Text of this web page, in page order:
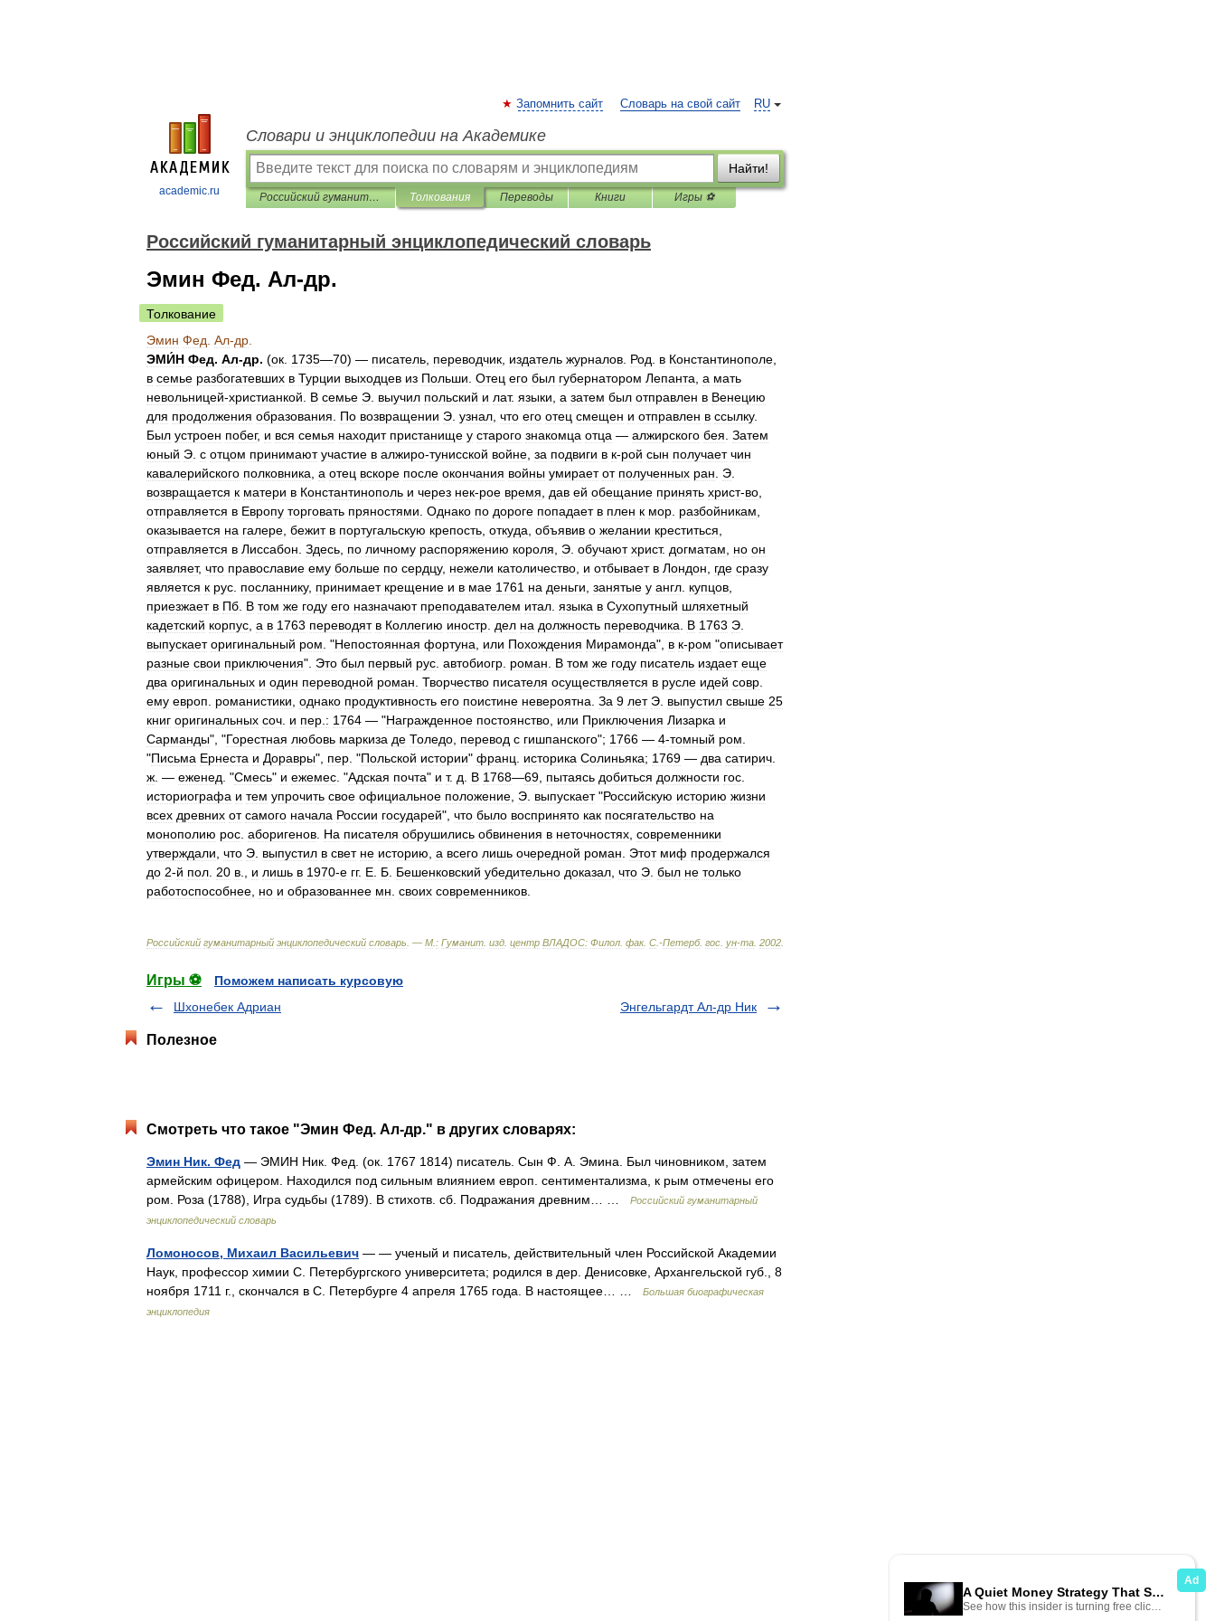
academic.ru
RU
Запомнить сайт Словарь на свой сайт
Словари и энциклопедии на Академике
Найти!
Российский гуманитарный энциклопедический словарь Толкования Переводы Книги Игры ⚽
Российский гуманитарный энциклопедический словарь
Эмин Фед. Ал-др.
Толкование
Эмин Фед Ал-др
ЭМИ́Н Фед. Ал-др. (ок 1735—70) — писатель переводчик издатель журналов Род в Константинополе
в семье разбогатевших в Турции выходцев из Польши Отец его был губернатором Лепанта а мать
невольницей-христианкой В семье Э выучил польский и лат. языки а затем был отправлен в Венецию
для продолжения образования По возвращении Э узнал что его отец смещен и отправлен в ссылку.
Был устроен побег, и вся семья находит пристанище у старого знакомца отца — алжирского бея Затем
юный Э с отцом принимают участие в алжиро-тунисской войне за подвиги в к-рой сын получает чин
кавалерийского полковника а отец вскоре после окончания войны умирает от полученных ран Э
возвращается к матери в Константинополь и через нек-рое время дав ей обещание принять христ-во
отправляется в Европу торговать пряностями Однако по дороге попадает в плен к мор разбойникам
оказывается на галере бежит в португальскую крепость откуда объявив о желании креститься
отправляется в Лиссабон Здесь по личному распоряжению короля Э обучают христ. догматам но он
заявляет, что православие ему больше по сердцу, нежели католичество и отбывает в Лондон где сразу
является к рус посланнику, принимает крещение и в мае 1761 на деньги занятые у англ купцов
приезжает в Пб В том же году его назначают преподавателем итал языка в Сухопутный шляхетный
кадетский корпус а в 1763 переводят в Коллегию иностр дел на должность переводчика В 1763 Э
выпускает оригинальный ром . "Непостоянная фортуна или Похождения Мирамонда", в к-ром "описывает
разные свои приключения". Это был первый рус автобиогр роман В том же году писатель издает еще
два оригинальных и один переводной роман Творчество писателя осуществляется в русле идей совр
ему европ романистики однако продуктивность его поистине невероятна За 9 лет Э выпустил свыше 25
книг оригинальных соч и пер : 1764 — "Награжденное постоянство или Приключения Лизарка и
Сарманды", "Горестная любовь маркиза де Толедо перевод с гишпанского"; 1766 — 4-томный ром
"Письма Ернеста и Доравры", пер . "Польской истории" франц историка Солиньяка; 1769 — два сатирич
ж . — еженед . "Смесь" и ежемес . "Адская почта" и т. д В 1768—69 пытаясь добиться должности гос
историографа и тем упрочить свое официальное положение Э выпускает"Российскую историю жизни
всех древних от самого начала России государей", что было воспринято как посягательство на
монополию рос аборигенов На писателя обрушились обвинения в неточностях современники
утверждали что Э выпустил в свет не историю а всего лишь очередной роман Этот миф продержался
до 2-й пол 20 в и лишь в 1970-е гг. Е Б Бешенковский убедительно доказал что Э был не только
работоспособнее но и образованнее мн своих современников
Российский гуманитарный энциклопедический словарь . — М : Гуманит изд центр ВЛАДОС: Филол фак. С .-Петерб. гос ун-та 2002
Игры ⚽
Поможем написать курсовую
Шхонебек Адриан
Энгельгардт Ал-др Ник
Полезное
Смотреть что такое "Эмин Фед. Ал-др." в других словарях:
Эмин Ник. Фед — ЭМИН Ник. Фед. (ок. 1767 1814) писатель. Сын Ф. А. Эмина. Был чиновником, затем
армейским офицером. Находился под сильным влиянием европ. сентиментализма, к рым отмечены его
ром. Роза (1788), Игра судьбы (1789). В стихотв. сб. Подражания древним… …
Российский гуманитарный
энциклопедический словарь
Ломоносов, Михаил Васильевич — — ученый и писатель, действительный член Российской Академии
Наук, профессор химии С. Петербургского университета; родился в дер. Денисовке, Архангельской губ., 8
ноября 1711 г., скончался в С. Петербурге 4 апреля 1765 года. В настоящее… …
Большая биографическая
энциклопедия